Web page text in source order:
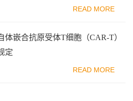
READ MORE
体嵌合抗原受体T细胞（CAR-T）
定
READ MORE